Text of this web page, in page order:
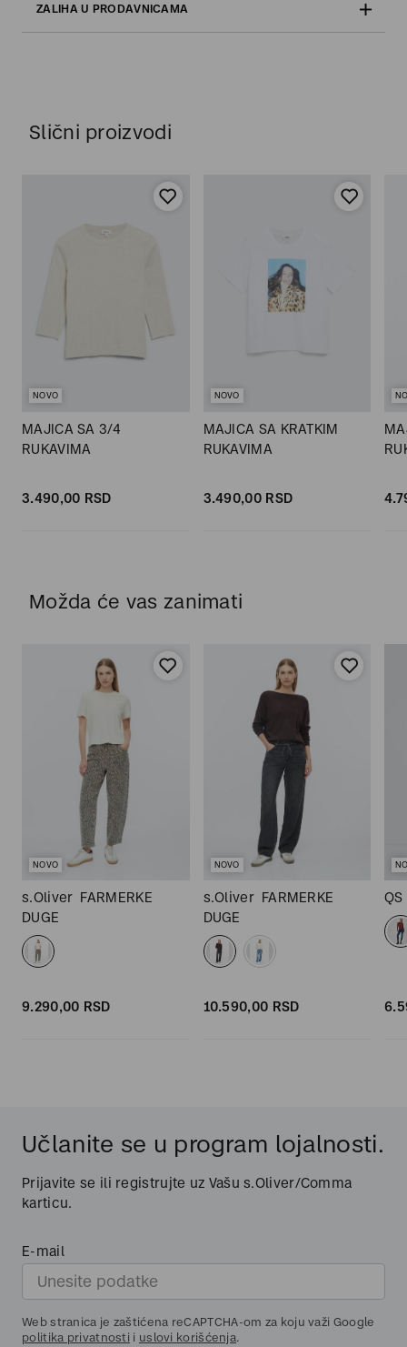
ZALIHA U PRODAVNICAMA
Slični proizvodi
NOVO
MAJICA SA 3/4
RUKAVIMA
3.490,00 RSD
NOVO
MAJICA SA KRATKIM
RUKAVIMA
3.490,00 RSD
Možda će vas zanimati
NOVO
s.Oliver FARMERKE
DUGE
9.290,00 RSD
NOVO
s.Oliver FARMERKE
DUGE
10.590,00 RSD
QS
Učlanite se u program lojalnosti.
Prijavite se ili registrujte uz Vašu s.Oliver/Comma
karticu.
E-mail
Web stranica je zaštićena reCAPTCHA-om za koju važi Google
politika privatnosti i uslovi korišćenja.